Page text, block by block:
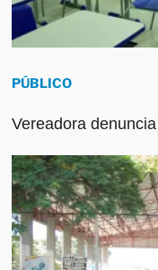
PÚBLICO
Vereadora